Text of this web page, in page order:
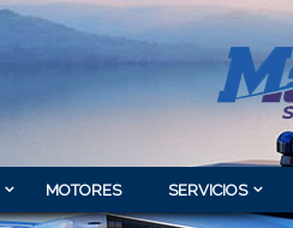
MOTORES SERVICIOS